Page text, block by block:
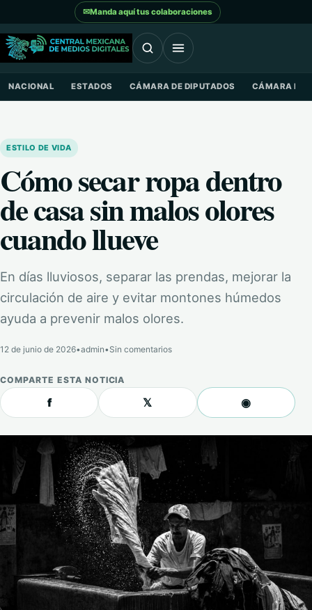
Saltar al contenido
✉Manda aquí tus colaboraciones
NACIONAL ESTADOS CÁMARA DE DIPUTADOS CÁMARA DE
ESTILO DE VIDA
Cómo secar ropa dentro
de casa sin malos olores
cuando llueve
En días lluviosos, separar las prendas, mejorar la
circulación de aire y evitar montones húmedos
ayuda a prevenir malos olores.
12 de junio de 2026•admin•Sin comentarios
COMPARTE ESTA NOTICIA
f 𝕏 ◉